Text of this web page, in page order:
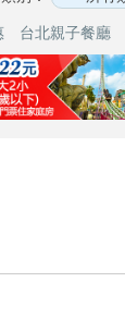
台北親子餐廳